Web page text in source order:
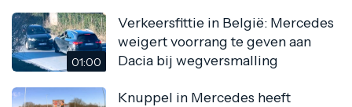
01:00
Verkeersfittie in België: Mercedes
weigert voorrang te geven aan
Dacia bij wegversmalling
Knuppel in Mercedes heeft